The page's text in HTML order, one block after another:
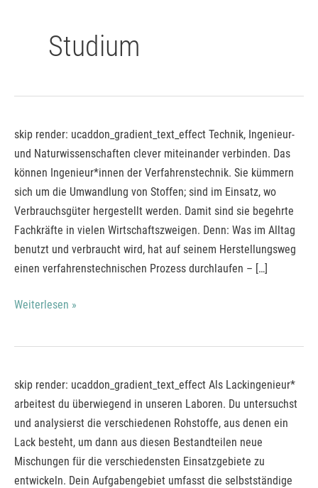
Studium
skip render: ucaddon_gradient_text_effect Technik, Ingenieur-
und Naturwissenschaften clever miteinander verbinden. Das
können Ingenieur*innen der Verfahrenstechnik. Sie kümmern
sich um die Umwandlung von Stoffen; sind im Einsatz, wo
Verbrauchsgüter hergestellt werden. Damit sind sie begehrte
Fachkräfte in vielen Wirtschaftszweigen. Denn: Was im Alltag
benutzt und verbraucht wird, hat auf seinem Herstellungsweg
einen verfahrenstechnischen Prozess durchlaufen – […]
Bachelor
of
Engineering
Maschinenbau
–
Verfahrenstechnik
(DH)*
Weiterlesen »
skip render: ucaddon_gradient_text_effect Als Lackingenieur*
arbeitest du überwiegend in unseren Laboren. Du untersuchst
und analysierst die verschiedenen Rohstoffe, aus denen ein
Lack besteht, um dann aus diesen Bestandteilen neue
Mischungen für die verschiedensten Einsatzgebiete zu
entwickeln. Dein Aufgabengebiet umfasst die selbstständige
Studium
Plus
Lacklaborant*
+
Chemieingenieurwesen
Farbe